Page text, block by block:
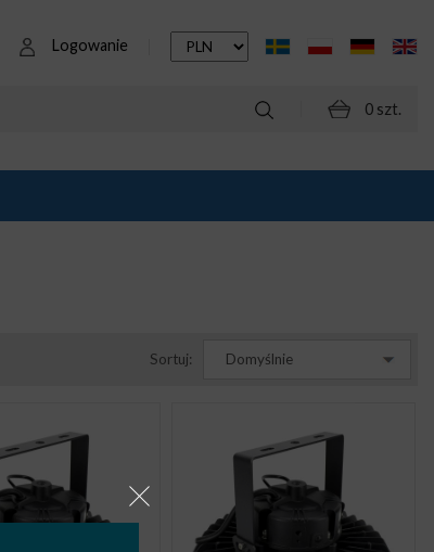
Logowanie
0 szt.
Sortuj: Domyślnie